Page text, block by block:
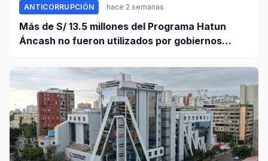
ANTICORRUPCIÓN hace 2 semanas
Más de S/ 13.5 millones del Programa Hatun
Áncash no fueron utilizados por gobiernos